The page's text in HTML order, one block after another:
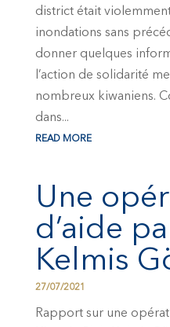
district était
inondations sans
donner quelques
l’action de solidarité
nombreux kiwaniens.
dans...
READ MORE
Une
d’aide
Kelmis
27/07/2021
Rapport sur une